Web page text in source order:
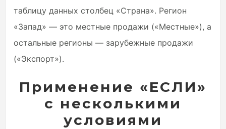
таблицу данных столбец «Страна». Регион
«Запад» — это местные продажи («Местные»), а
остальные регионы — зарубежные продажи
(«Экспорт»).
Применение «ЕСЛИ»
с несколькими
условиями